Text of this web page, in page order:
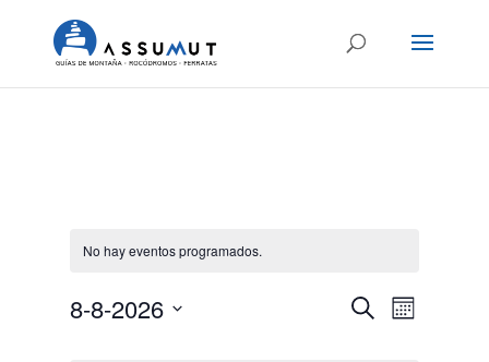
No hay eventos programados.
Navegación
Buscar
de
Mes
8-8-2026